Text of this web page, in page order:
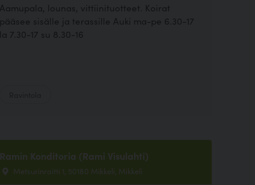
Aamupala, lounas, vittiinituotteet. Koirat
pääsee sisälle ja terassille Auki ma-pe 6.30-17
la 7.30-17 su 8.30-16
Ramin Konditoria (Rami Visulahti)
Metsurinraitti 1, 50180 Mikkeli, Mikkeli